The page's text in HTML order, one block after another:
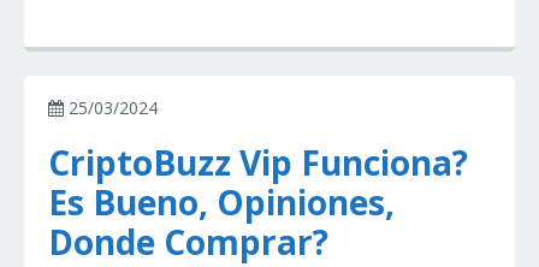
25/03/2024
CriptoBuzz Vip Funciona?
Es Bueno, Opiniones,
Donde Comprar?